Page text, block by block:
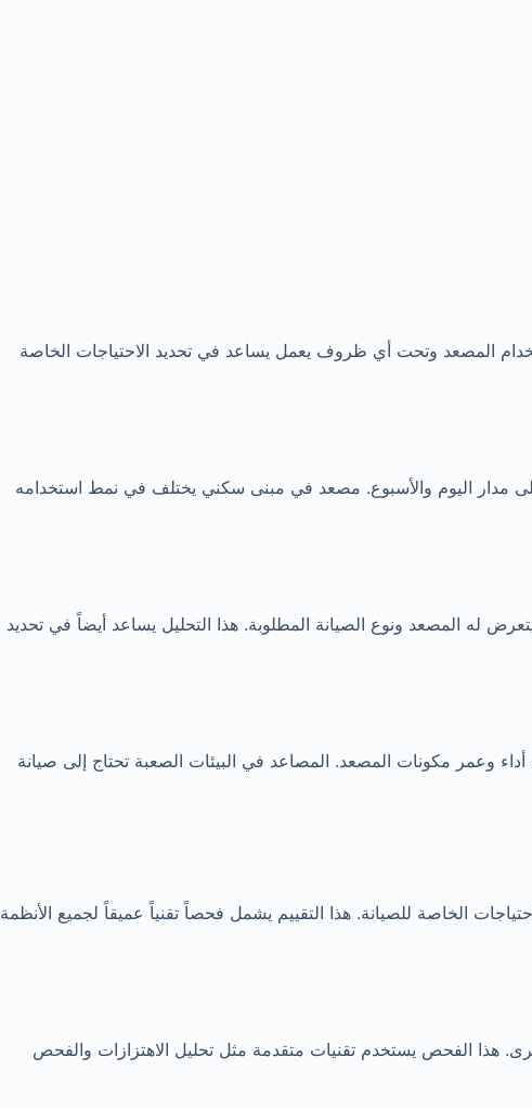
المصعد وتحت أي ظروف يعمل يساعد في تحديد الاحتياجات الخاصة
مدار اليوم والأسبوع. مصعد في مبنى سكني يختلف في نمط استخدامه
له المصعد ونوع الصيانة المطلوبة. هذا التحليل يساعد أيضاً في تحديد
أداء وعمر مكونات المصعد. المصاعد في البيئات الصعبة تحتاج إلى صيانة
الخاصة للصيانة. هذا التقييم يشمل فحصاً تقنياً عميقاً لجميع الأنظمة
هذا الفحص يستخدم تقنيات متقدمة مثل تحليل الاهتزازات والفحص